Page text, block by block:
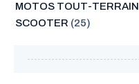
MOTOS TOUT-TERRAIN
SCOOTER (25)